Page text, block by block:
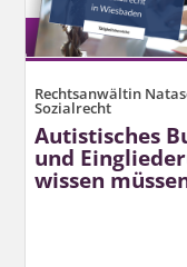
Rechtsanwältin
Sozialrecht
Autistisches
und
wissen